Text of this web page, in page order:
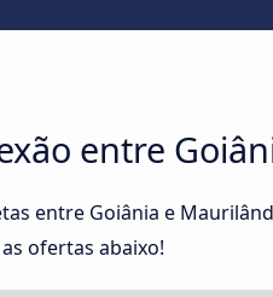
entre
entre Goiânia e
ofertas abaixo!